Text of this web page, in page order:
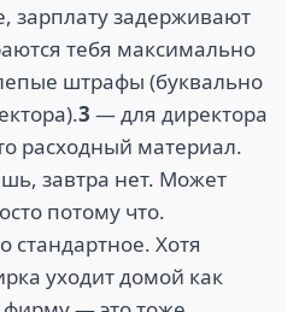
2.4
ПЯТЕРОЧКА (8)
3
зарплату задерживают
тебя максимально
штрафы (буквально
3 — для директора
расходный материал.
завтра нет. Может
потому что.
стандартное. Хотя
уходит домой как